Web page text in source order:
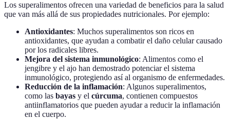
Los superalimentos ofrecen una variedad de beneficios para la salud
que van más allá de sus propiedades nutricionales. Por ejemplo:
Antioxidantes: Muchos superalimentos son ricos en
antioxidantes, que ayudan a combatir el daño celular causado
por los radicales libres.
Mejora del sistema inmunológico: Alimentos como el
jengibre y el ajo han demostrado potenciar el sistema
inmunológico, protegiendo así al organismo de enfermedades.
Reducción de la inflamación: Algunos superalimentos,
como las bayas y el cúrcuma, contienen compuestos
antiinflamatorios que pueden ayudar a reducir la inflamación
en el cuerpo.